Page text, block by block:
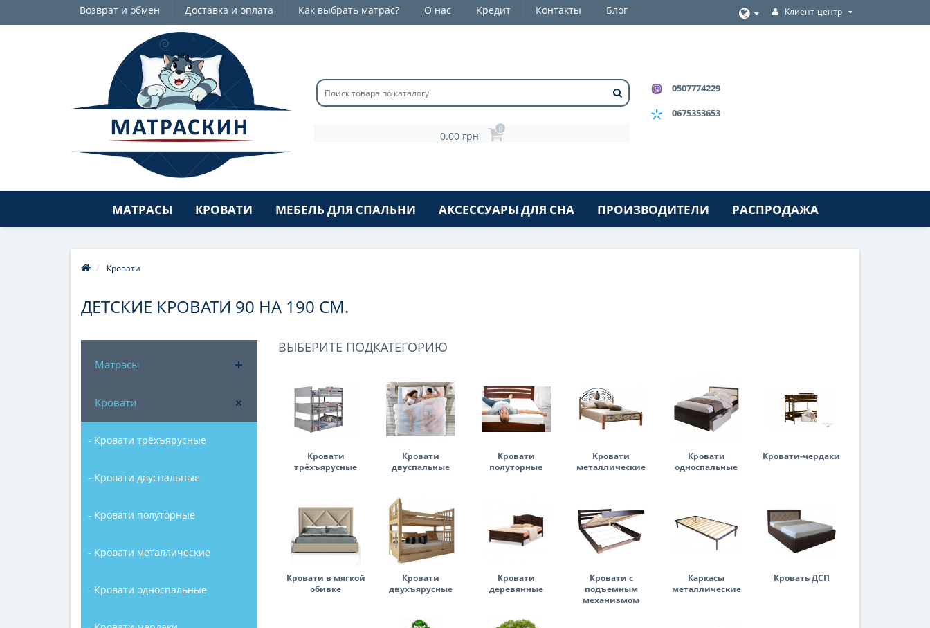
Возврат и обмен Доставка и оплата Как выбрать матрас? О нас Кредит Контакты Блог Клиент-центр
0.00 грн
0
0507774229
0675353653
МАТРАСЫ КРОВАТИ МЕБЕЛЬ ДЛЯ СПАЛЬНИ АКСЕССУАРЫ ДЛЯ СНА ПРОИЗВОДИТЕЛИ РАСПРОДАЖА
Кровати
ДЕТСКИЕ КРОВАТИ 90 НА 190 СМ.
Матрасы
Кровати
- Кровати трёхъярусные
- Кровати двуспальные
- Кровати полуторные
- Кровати металлические
- Кровати односпальные
ВЫБЕРИТЕ ПОДКАТЕГОРИЮ
Кровати
трёхъярусные
Кровати
двуспальные
Кровати
полуторные
Кровати
металлические
Кровати
односпальные
Кровати-чердаки
Кровати в мягкой
обивке
Кровати
двухъярусные
Кровати
деревянные
Кровати с
подъемным
механизмом
Каркасы
металлические
Кровать ДСП